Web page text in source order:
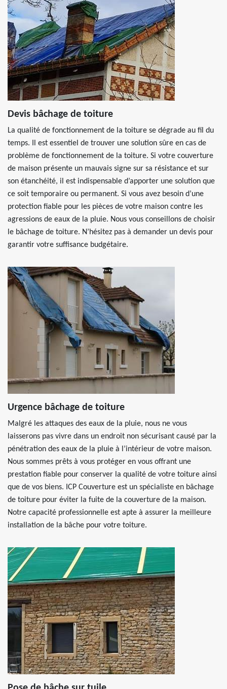
Devis bâchage de toiture
La qualité de fonctionnement de la toiture se dégrade au fil du
temps. Il est essentiel de trouver une solution sûre en cas de
problème de fonctionnement de la toiture. Si votre couverture
de maison présente un mauvais signe sur sa résistance et sur
son étanchéité, il est indispensable d’apporter une solution que
ce soit temporaire ou permanent. Si vous avez besoin d’une
protection fiable pour les pièces de votre maison contre les
agressions de eaux de la pluie. Nous vous conseillons de choisir
le bâchage de toiture. N’hésitez pas à demander un devis pour
garantir votre suffisance budgétaire.
Urgence bâchage de toiture
Malgré les attaques des eaux de la pluie, nous ne vous
laisserons pas vivre dans un endroit non sécurisant causé par la
pénétration des eaux de la pluie à l’intérieur de votre maison.
Nous sommes prêts à vous protéger en vous offrant une
prestation fiable pour conserver la qualité de votre toiture ainsi
que de vos biens. ICP Couverture est un spécialiste en bâchage
de toiture pour éviter la fuite de la couverture de la maison.
Notre capacité professionnelle est apte à assurer la meilleure
installation de la bâche pour votre toiture.